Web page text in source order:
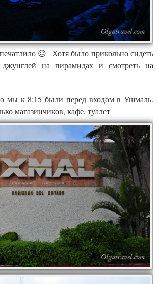
😥 Хотя было прикольно сидеть
на пирамидах и смотреть на
мы к 8:15 были перед входом в Ушмаль.
магазинчиков, кафе, туалет